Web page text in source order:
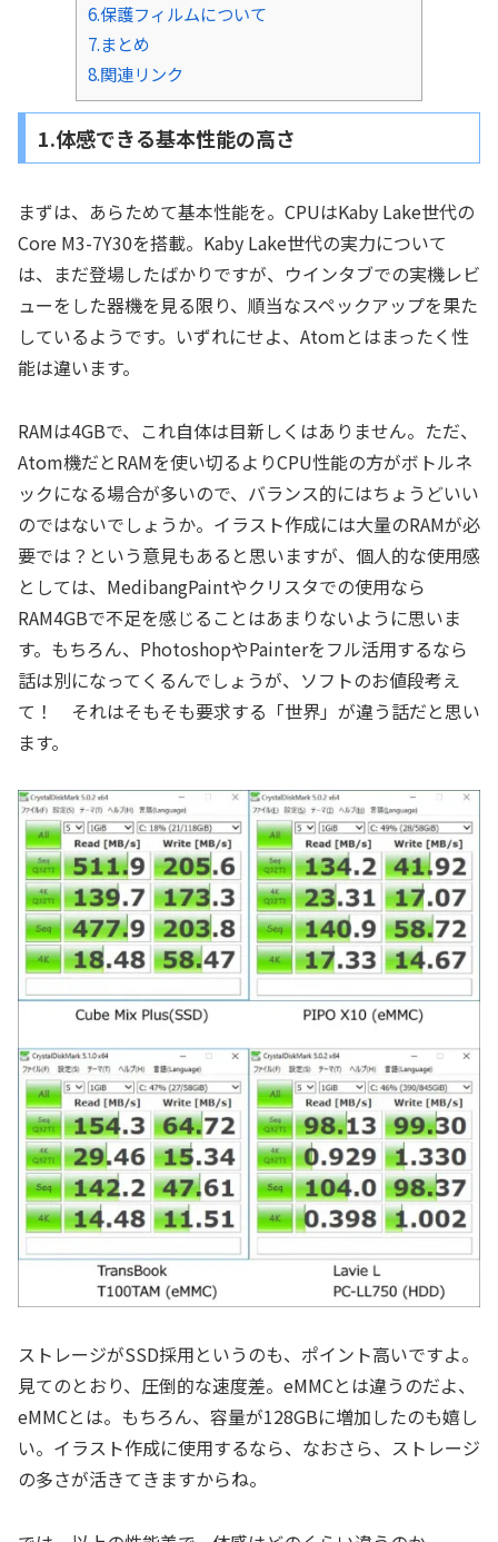
6.保護フィルムについて
7.まとめ
8.関連リンク
1.体感できる基本性能の高さ
まずは、あらためて基本性能を。CPUはKaby Lake世代の
Core M3-7Y30を搭載。Kaby Lake世代の実力について
は、まだ登場したばかりですが、ウインタブでの実機レビ
ューをした器機を見る限り、順当なスペックアップを果た
しているようです。いずれにせよ、Atomとはまったく性
能は違います。
RAMは4GBで、これ自体は目新しくはありません。ただ、
Atom機だとRAMを使い切るよりCPU性能の方がボトルネ
ックになる場合が多いので、バランス的にはちょうどいい
のではないでしょうか。イラスト作成には大量のRAMが必
要では？という意見もあると思いますが、個人的な使用感
としては、MedibangPaintやクリスタでの使用なら
RAM4GBで不足を感じることはあまりないように思いま
す。もちろん、PhotoshopやPainterをフル活用するなら
話は別になってくるんでしょうが、ソフトのお値段考え
て！ それはそもそも要求する「世界」が違う話だと思い
ます。
ストレージがSSD採用というのも、ポイント高いですよ。
見てのとおり、圧倒的な速度差。eMMCとは違うのだよ、
eMMCとは。もちろん、容量が128GBに増加したのも嬉し
い。イラスト作成に使用するなら、なおさら、ストレージ
の多さが活きてきますからね。